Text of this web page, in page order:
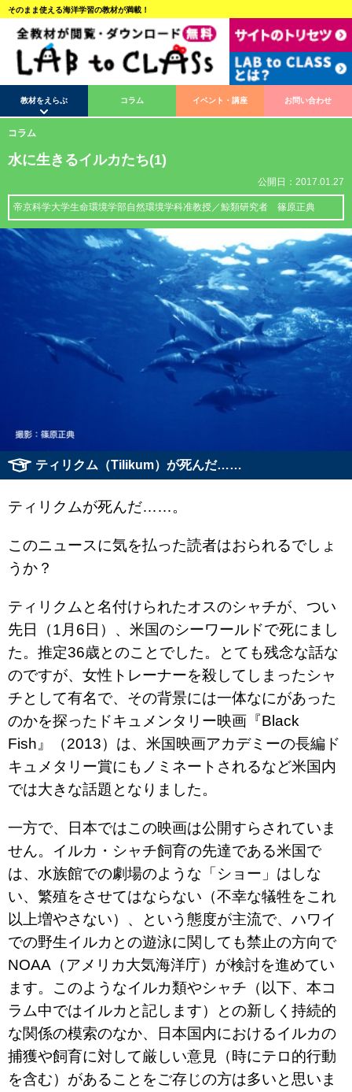
そのまま使える海洋学習の教材が満載！
教材をえらぶ コラム イベント・講座 お問い合わせ
コラム
水に生きるイルカたち(1)
公開日：2017.01.27
帝京科学大学生命環境学部自然環境学科准教授／鯨類研究者 篠原正典
ティリクム（Tilikum）が死んだ……
ティリクムが死んだ……。
このニュースに気を払った読者はおられるでしょ
うか？
ティリクムと名付けられたオスのシャチが、つい
先日（1月6日）、米国のシーワールドで死にまし
た。推定36歳とのことでした。とても残念な話な
のですが、女性トレーナーを殺してしまったシャ
チとして有名で、その背景には一体なにがあった
のかを探ったドキュメンタリー映画『Black
Fish』（2013）は、米国映画アカデミーの長編ド
キュメタリー賞にもノミネートされるなど米国内
では大きな話題となりました。
一方で、日本ではこの映画は公開すらされていま
せん。イルカ・シャチ飼育の先達である米国で
は、水族館での劇場のような「ショー」はしな
い、繁殖をさせてはならない（不幸な犠牲をこれ
以上増やさない）、という態度が主流で、ハワイ
での野生イルカとの遊泳に関しても禁止の方向で
NOAA（アメリカ大気海洋庁）が検討を進めてい
ます。このようなイルカ類やシャチ（以下、本コ
ラム中ではイルカと記します）との新しく持続的
な関係の模索のなか、日本国内におけるイルカの
捕獲や飼育に対して厳しい意見（時にテロ的行動
を含む）があることをご存じの方は多いと思いま